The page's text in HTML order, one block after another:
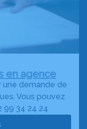
en agence
une demande de
Vous pouvez
99 34 24 24